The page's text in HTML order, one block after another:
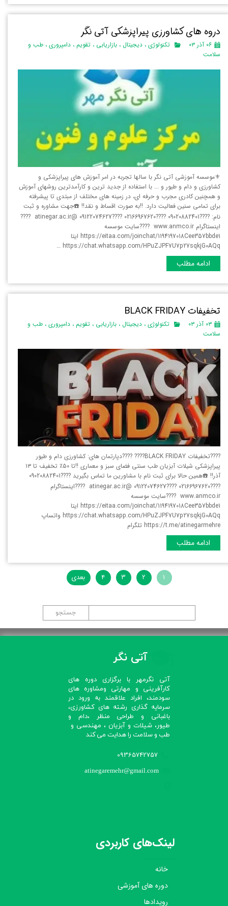
دروه های کشاورزی پیراپزشکی آتی نگر
۰۶ آذر ۰۳ تکنولوژی ، دیجیتال ، بازاریابی ، تقویم ، دامپروری ، طب و
سلامت
⚜️موسسه آموزشی آتی نگر با سالها تجربه در امر آموزش های پیراپزشکی و
کشاورزی و دام و طیور و ... با استفاده از جدید ترین و کارآمدترین روشهای آموزش
و همچنین کادری مجرب و حرفه ای، در زمینه های مختلف از مبتدی تا پیشرفته
برای تمامی سنین فعالیت دارد. ‼️به صورت اقساط و نقد‼️ ☎️جهت مشاوره و ثبت
نام: ????09020882401 ????02166967620 ????09122074627 @atinegar.ac.ir ????
اینستاگرام www.anmco.ir ????سایت موسسه
https://eitaa.com/joinchat/1194197018Cee357bbde1 ایتا
https://chat.whatsapp.com/HPuZJPF7U7p27sqkjG0AQq …
ادامه مطلب
تخفیفات BLACK FRIDAY
۰۳ آذر ۰۳ تکنولوژی ، دیجیتال ، بازاریابی ، تقویم ، دامپروری ، طب و
سلامت
????تخفیفات BLACK FRIDAY???? ????دپارتمان های: کشاورزی دام و طیور
پیراپزشکی شیلات آبزیان طب سنتی فضای سبز و معماری ‼️تا ۵۰٪ تخفیف تا ۱۳
آذر‼️ ☎️همین حالا برای ثبت نام با مشاورین ما تماس بگیرید ????09020882401
????02166967620 ????09122074627 @atinegar.ac.ir ????اینستاگرام
www.anmco.ir ????سایت موسسه
https://eitaa.com/joinchat/1194197018Cee357bbde1 ایتا
https://chat.whatsapp.com/HPuZJPF7U7p27sqkjG0AQq واتساپ
https://t.me/atinegarmehre تلگرام
ادامه مطلب
۱ ۲ ۳ ۴ بعدی
جستجو
آتی نگر
آتی نگرمهر با برگزاری دوره های
کارآفرینی و مهارتی ومشاوره های
سودمند، افراد علاقمند به ورود در
سرمایه گذاری رشته های کشاورزی،
باغبانی و طراحی منظر ،دام و
طیور، شیلات و آبزیان ، مهندسی و
طب و سلامت را هدایت می کند​​​​​​​
09365742757
atinegaremehr@gmail.com
لینک‌های کاربردی
خانه
دوره های آموزشی
رویدادها